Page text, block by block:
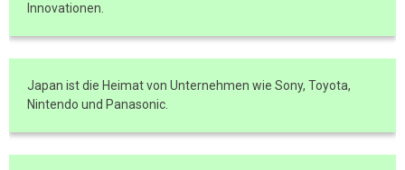
Innovationen.
Japan ist die Heimat von Unternehmen wie Sony, Toyota,
Nintendo und Panasonic.